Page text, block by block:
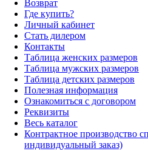
Возврат
Где купить?
Личный кабинет
Стать дилером
Контакты
Таблица женских размеров
Таблица мужских размеров
Таблица детских размеров
Полезная информация
Ознакомиться с договором
Реквизиты
Весь каталог
Контрактное производство
индивидуальный заказ)